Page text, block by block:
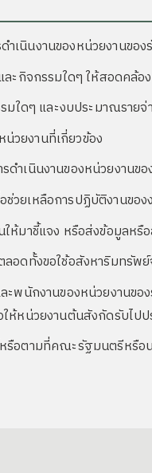
เนินงานของหน่วยงานของ
กิจกรรมใดๆ ให้สอดคล้อ
ดๆ และงบประมาณรายจ่
วยงานที่เกี่ยวข้อง
เนินงานของหน่วยงานขอ
ยเหลือการปฏิบัติงานของ
มาชี้แจง หรือส่งข้อมูลหรื
ทั้งขอใช้อสังหาริมทรัพย์
ะพนักงานของหน่วยงานข
ห้หน่วยงานต้นสังกัดรับไป
รือตามที่คณะรัฐมนตรีหรื